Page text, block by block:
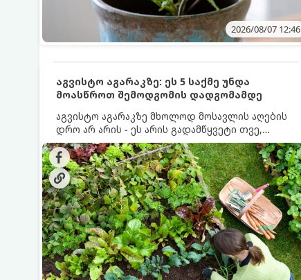
2026/08/07 12:46
აგვისტო აგარაკზე: ეს 5 საქმე უნდა
მოასწროთ შემოდგომის დადგომამდე
აგვისტო აგარაკზე მხოლოდ მოსავლის აღების
დრო არ არის - ეს არის გადამწყვეტი თვე,
როდესაც საფუძველი ეყრება მომავალი წლის
მოსავალს და ბაღი მზადდება შემოდგომა-
ზამთრის სეზონისთვის. იმისათვის, რომ
ნიადაგმა ენერგია აღიდგინოს, ხოლო
მცენარეებმა ზამთარს გაუძლონ, აგვისტოს
ბოლომდე 5 მნიშვნელოვანი საქმის გაკეთება
უნდა მოასწროთ: